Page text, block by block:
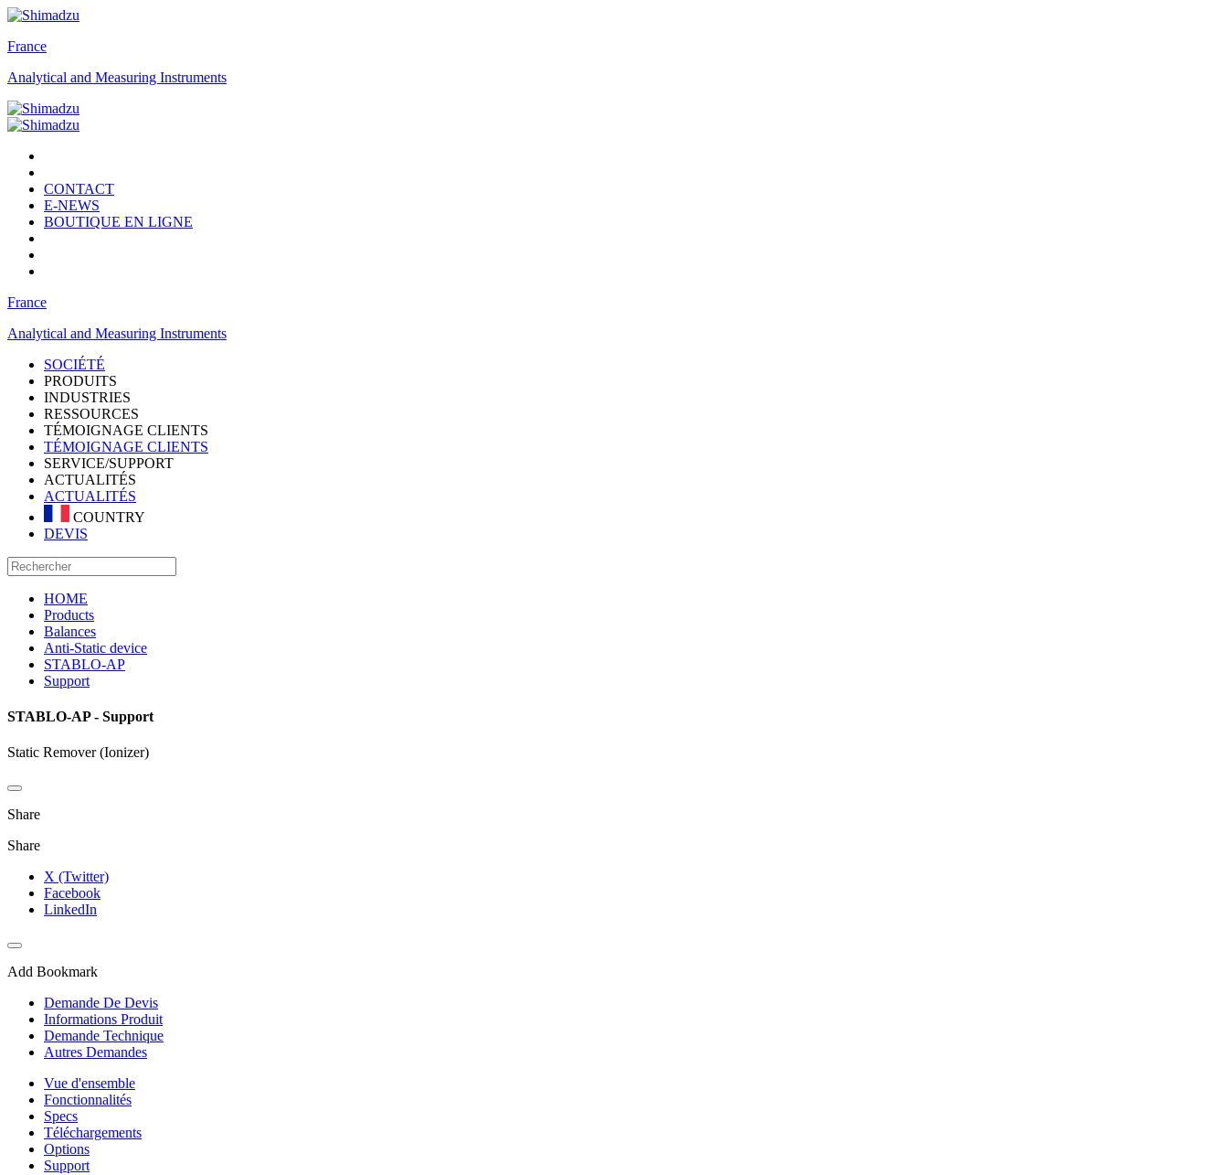
France
Analytical and Measuring Instruments
CONTACT
E-NEWS
BOUTIQUE EN LIGNE
France
Analytical and Measuring Instruments
SOCIÉTÉ
PRODUITS
INDUSTRIES
RESSOURCES
TÉMOIGNAGE CLIENTS
TÉMOIGNAGE CLIENTS
SERVICE/SUPPORT
ACTUALITÉS
ACTUALITÉS
COUNTRY
DEVIS
HOME
Products
Balances
Anti-Static device
STABLO-AP
Support
STABLO-AP - Support
Static Remover (Ionizer)
Share
Share
X (Twitter)
Facebook
LinkedIn
Add Bookmark
Demande De Devis
Informations Produit
Demande Technique
Autres Demandes
Vue d'ensemble
Fonctionnalités
Specs
Téléchargements
Options
Support